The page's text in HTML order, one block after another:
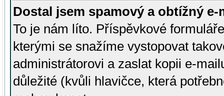
Dostal jsem spamový a obtížný
To je nám líto. Příspěvkové
kterými se snažíme vystopovat
administrátorovi a zaslat kopii e-
důležité (kvůli hlavičce, která